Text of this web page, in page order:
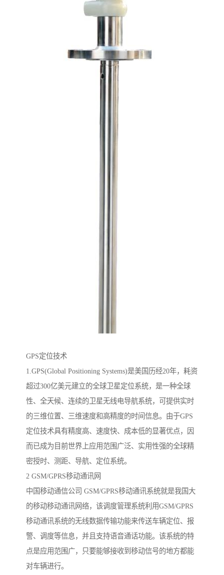
GPS定位技术
1.GPS(Global Positioning Systems)是美国历经20年，耗资
超过300亿美元建立的全球卫星定位系统，是一种全球
性、全天候、连续的卫星无线电导航系统，可提供实时
的三维位置、三维速度和高精度的时间信息。由于GPS
定位技术具有精度高、速度快、成本低的显著优点，因
而已成为目前世界上应用范围广泛、实用性强的全球精
密授时、测距、导航、定位系统。
2 GSM/GPRS移动通讯网
中国移动通信公司 GSM/GPRS移动通讯系统就是我国大
的移动移动通讯网络，该调度管理系统利用GSM/GPRS
移动通讯系统的无线数据传输功能来传送车辆定位、报
警、调度等信息，并且支持语音通话功能。该系统的特
点是应用范围广，只要能够接收到移动信号的地方都能
对车辆进行。